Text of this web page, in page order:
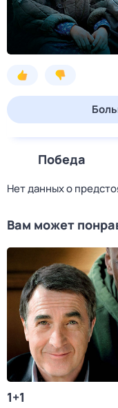
Победа
Нет данных о
Вам может
1+1